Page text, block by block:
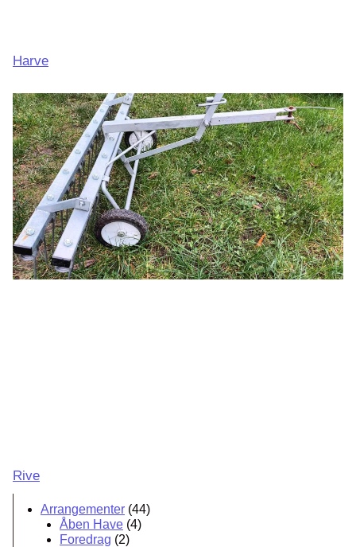
Harve
Rive
Arrangementer (44)
Åben Have (4)
Foredrag (2)